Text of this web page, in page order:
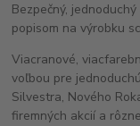
Bezpečný,
popisom na výrobku
Viacranové,
voľbou pre
Silvestra, Nového
firemných akcií a